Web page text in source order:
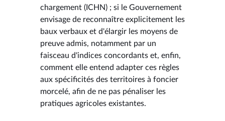
chargement (ICHN) ; si le Gouvernement
envisage de reconnaître explicitement les
baux verbaux et d'élargir les moyens de
preuve admis, notamment par un
faisceau d'indices concordants et, enfin,
comment elle entend adapter ces règles
aux spécificités des territoires à foncier
morcelé, afin de ne pas pénaliser les
pratiques agricoles existantes.